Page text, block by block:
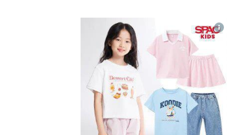
13
상